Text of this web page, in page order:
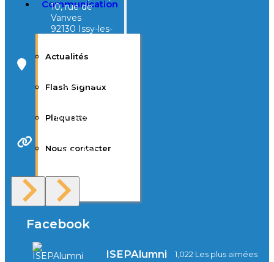
Communication
Actualités
Flash Signaux
Plaquette
Nous contacter
F.A.Q
10, rue de
Vanves
92130 Issy-les-
40, avenue
d’Eysines
Bordeaux
Site Web
Facebook
ISEPAlumni 1,022 Les plus aimées